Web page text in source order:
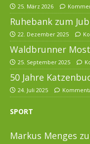
25. März 2026
Ruhebank zum
22. Dezember 2025
Waldbrunner
25. September 2025
50 Jahre
24. Juli 2025
SPORT
Markus Menges